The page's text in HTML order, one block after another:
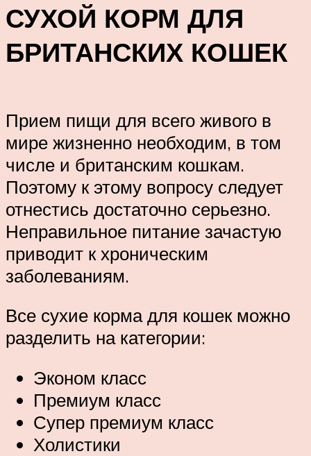
СУХОЙ КОРМ ДЛЯ
БРИТАНСКИХ КОШЕК
Прием пищи для всего живого в
мире жизненно необходим, в том
числе и британским кошкам.
Поэтому к этому вопросу следует
отнестись достаточно серьезно.
Неправильное питание зачастую
приводит к хроническим
заболеваниям.
Все сухие корма для кошек можно
разделить на категории:
Эконом класс
Премиум класс
Супер премиум класс
Холистики